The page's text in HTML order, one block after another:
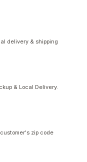
delivery & shipping
& Local Delivery.
zip code